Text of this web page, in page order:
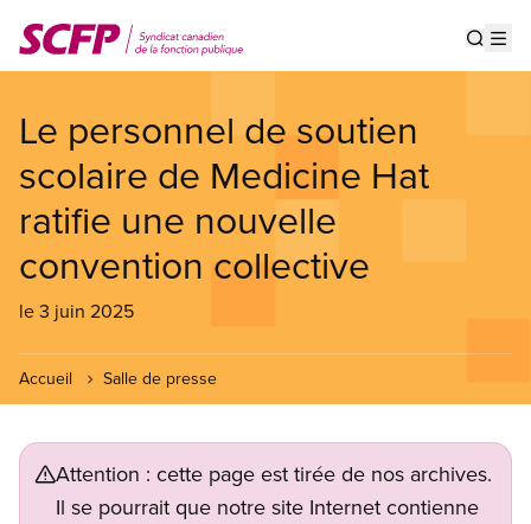
au
contenu
Le personnel de soutien
scolaire de Medicine Hat
ratifie une nouvelle
convention collective
le 3 juin 2025
Accueil Salle de presse
Attention : cette page est tirée de nos archives.
Il se pourrait que notre site Internet contienne